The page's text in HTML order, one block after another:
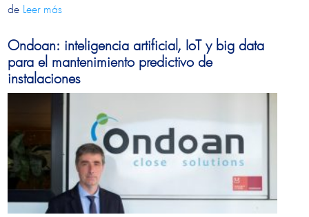
de Leer más
Ondoan: inteligencia artificial, IoT y big data
para el mantenimiento predictivo de
instalaciones